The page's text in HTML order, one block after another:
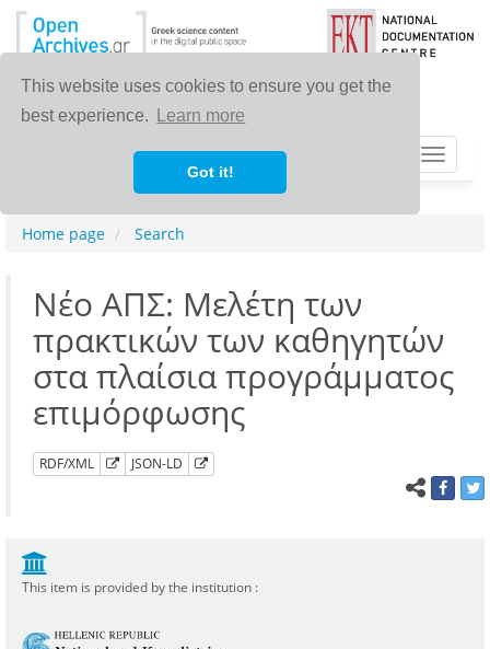
This website uses cookies to ensure you get the
best experience.
Learn more
Got it!
Toggle
Home page Search
Νέο ΑΠΣ: Μελέτη των
πρακτικών των καθηγητών
στα πλαίσια προγράμματος
επιμόρφωσης
RDF/XML JSON-LD
This item is provided by the institution :